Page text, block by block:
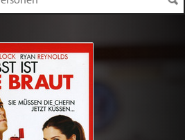
Shop
Blog